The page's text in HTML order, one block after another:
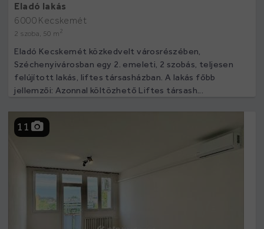
Eladó lakás
6000 Kecskemét
2 szoba, 50 m2
Eladó Kecskemét közkedvelt városrészében,
Széchenyivárosban egy 2. emeleti, 2 szobás, teljesen
felújított lakás, liftes társasházban. A lakás főbb
jellemzői: Azonnal költözhető Liftes társash...
11